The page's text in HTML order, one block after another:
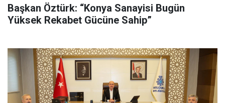
Başkan Öztürk: “Konya Sanayisi Bugün
Yüksek Rekabet Gücüne Sahip”